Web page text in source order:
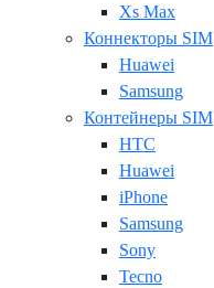
Xs Max
Коннекторы SIM
Huawei
Samsung
Контейнеры SIM
HTC
Huawei
iPhone
Samsung
Sony
Tecno